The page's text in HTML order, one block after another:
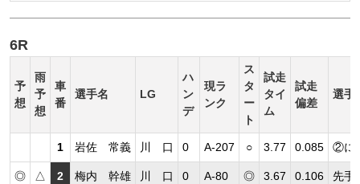
6R
予
想
雨
予
想
車
番
選手名 LG
ハ
ン
デ
現ラ
ンク
ス
タ
ー
ト
試走
タイ
ム
試走
偏差
選手
1 岩佐 常義 川 口 0 A-207 ○ 3.77 0.085 ②に
◎ △ 2 梅内 幹雄 川 口 0 A-80 ◎ 3.67 0.106 先手